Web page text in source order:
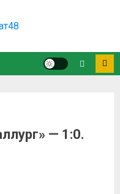
— 1:0.